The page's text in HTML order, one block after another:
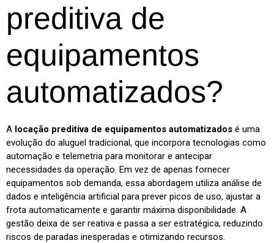
preditiva de
equipamentos
automatizados?
A locação preditiva de equipamentos automatizados é uma
evolução do aluguel tradicional, que incorpora tecnologias como
automação e telemetria para monitorar e antecipar
necessidades da operação. Em vez de apenas fornecer
equipamentos sob demanda, essa abordagem utiliza análise de
dados e inteligência artificial para prever picos de uso, ajustar a
frota automaticamente e garantir máxima disponibilidade. A
gestão deixa de ser reativa e passa a ser estratégica, reduzindo
riscos de paradas inesperadas e otimizando recursos.